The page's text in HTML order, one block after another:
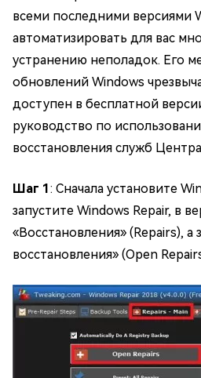
всеми последними версиями
автоматизировать для вас
устранению неполадок. Его
обновлений Windows
доступен в бесплатной
руководство по
восстановления служб
Шаг 1: Сначала установите
запустите Windows Repair, в
«Восстановления» (Repairs), а
восстановления» (Open